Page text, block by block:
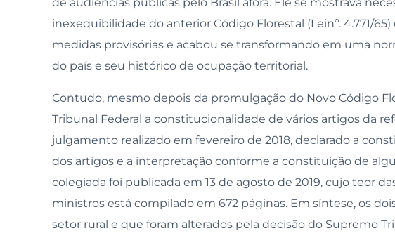
de audiências públicas pelo Brasil afora. Ele se mostrava
inexequibilidade do anterior Código Florestal (Leinº. 4.771/
medidas provisórias e acabou se transformando em uma
do país e seu histórico de ocupação territorial.
Contudo, mesmo depois da promulgação do Novo Código
Tribunal Federal a constitucionalidade de vários artigos da
julgamento realizado em fevereiro de 2018, declarado a
dos artigos e a interpretação conforme a constituição de
colegiada foi publicada em 13 de agosto de 2019, cujo teor
ministros está compilado em 672 páginas. Em síntese, os
setor rural e que foram alterados pela decisão do Supremo